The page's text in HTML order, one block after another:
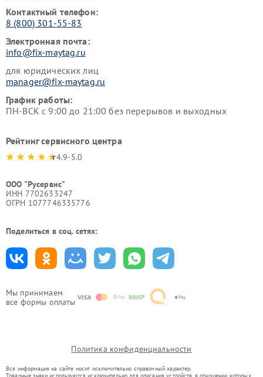
Мы принимаем
все формы оплаты
Контактный телефон:
8 (800) 301-55-83
Электронная почта:
info@fix-maytag.ru
для юридических лиц
manager@fix-maytag.ru
График работы:
ПН-ВСК с 9:00 до 21:00 без перерывов и выходных
Рейтинг сервисного центра
4.9-5.0
ООО "Русервис"
ИНН 7702633247
ОГРН 1077746335776
Поделиться в соц. сетях:
Политика конфиденциальности
Вся информация на сайте носит исключительно справочный характер.